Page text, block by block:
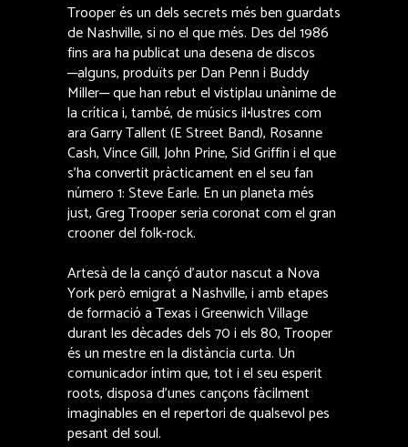
Trooper és un dels secrets més ben guardats
de Nashville, si no el que més. Des del 1986
fins ara ha publicat una desena de discos
─alguns, produïts per Dan Penn i Buddy
Miller─ que han rebut el vistiplau unànime de
la crítica i, també, de músics il•lustres com
ara Garry Tallent (E Street Band), Rosanne
Cash, Vince Gill, John Prine, Sid Griffin i el que
s’ha convertit pràcticament en el seu fan
número 1: Steve Earle. En un planeta més
just, Greg Trooper seria coronat com el gran
crooner del folk-rock.
Artesà de la cançó d’autor nascut a Nova
York però emigrat a Nashville, i amb etapes
de formació a Texas i Greenwich Village
durant les dècades dels 70 i els 80, Trooper
és un mestre en la distància curta. Un
comunicador íntim que, tot i el seu esperit
roots, disposa d’unes cançons fàcilment
imaginables en el repertori de qualsevol pes
pesant del soul.